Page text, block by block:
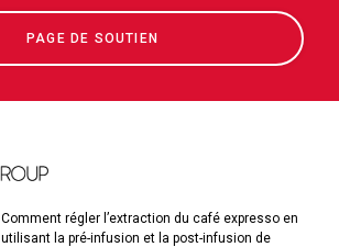
PAGE DE SOUTIEN
Comment régler l’extraction du café expresso en
utilisant la pré-infusion et la post-infusion de